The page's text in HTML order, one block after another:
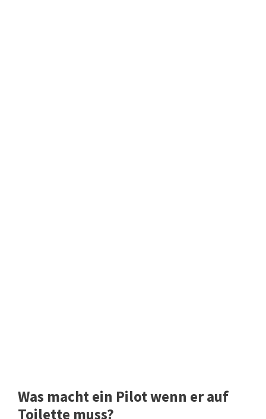
Was macht ein Pilot wenn er auf
Toilette muss?